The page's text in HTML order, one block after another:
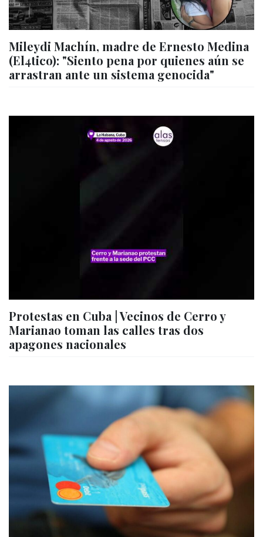
Mileydi Machín, madre de Ernesto Medina
(El4tico): "Siento pena por quienes aún se
arrastran ante un sistema genocida"
Protestas en Cuba | Vecinos de Cerro y
Marianao toman las calles tras dos
apagones nacionales